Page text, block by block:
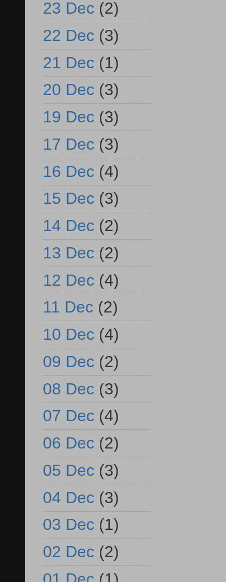
23 Dec (2)
22 Dec (3)
21 Dec (1)
20 Dec (3)
19 Dec (3)
17 Dec (3)
16 Dec (4)
15 Dec (3)
14 Dec (2)
13 Dec (2)
12 Dec (4)
11 Dec (2)
10 Dec (4)
09 Dec (2)
08 Dec (3)
07 Dec (4)
06 Dec (2)
05 Dec (3)
04 Dec (3)
03 Dec (1)
02 Dec (2)